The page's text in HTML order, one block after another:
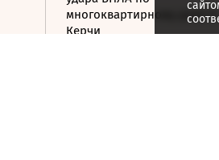
многоквартирному дому в
Керчи